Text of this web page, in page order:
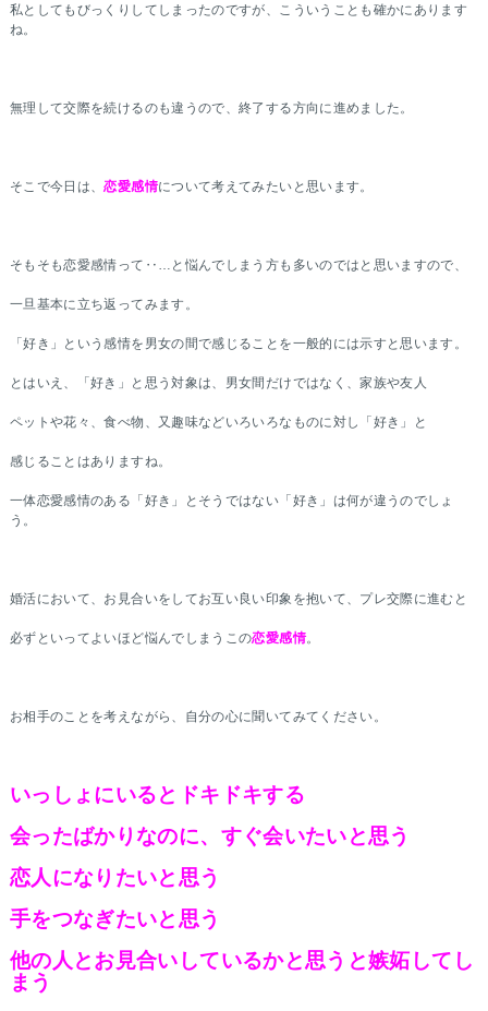
私としてもびっくりしてしまったのですが、こういうことも確かにあります
ね。
無理して交際を続けるのも違うので、終了する方向に進めました。
そこで今日は、恋愛感情について考えてみたいと思います。
そもそも恋愛感情って‥…と悩んでしまう方も多いのではと思いますので、
一旦基本に立ち返ってみます。
「好き」という感情を男女の間で感じることを一般的には示すと思います。
とはいえ、「好き」と思う対象は、男女間だけではなく、家族や友人
ペットや花々、食べ物、又趣味などいろいろなものに対し「好き」と
感じることはありますね。
一体恋愛感情のある「好き」とそうではない「好き」は何が違うのでしょ
う。
婚活において、お見合いをしてお互い良い印象を抱いて、プレ交際に進むと
必ずといってよいほど悩んでしまうこの恋愛感情。
お相手のことを考えながら、自分の心に聞いてみてください。
いっしょにいるとドキドキする
会ったばかりなのに、すぐ会いたいと思う
恋人になりたいと思う
手をつなぎたいと思う
他の人とお見合いしているかと思うと嫉妬してし
まう